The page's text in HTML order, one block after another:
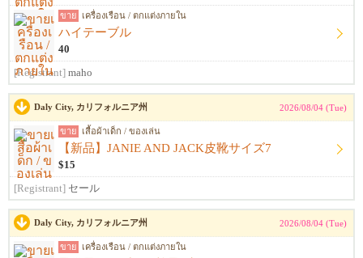
ขาย เครื่องเรือน / ตกแต่งภายใน
ハイテーブル
40
[Registrant] maho
Daly City, カリフォルニア州 2026/08/04 (Tue)
ขาย เสื้อผ้าเด็ก / ของเล่น
【新品】JANIE AND JACK皮靴サイズ7
$15
[Registrant] セール
Daly City, カリフォルニア州 2026/08/04 (Tue)
ขาย เครื่องเรือน / ตกแต่งภายใน